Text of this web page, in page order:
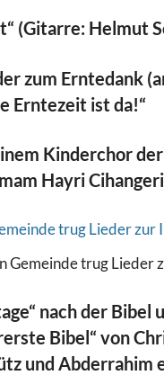
(Gitarre: Helmut
zum Erntedank
Erntezeit ist da!“
Kinderchor
Hayri
Gemeinde trug Lieder
nach der Bibel
Bibel“ von
und Abderrahim